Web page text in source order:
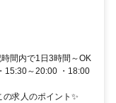
間内で1日3時間～OK
15:30～20:00 ・18:00
人のポイント✨